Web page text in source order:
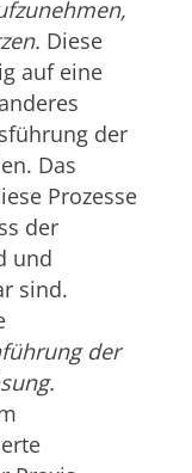
Diese
auf eine
der
Das
Prozesse
der
und
sind.
der